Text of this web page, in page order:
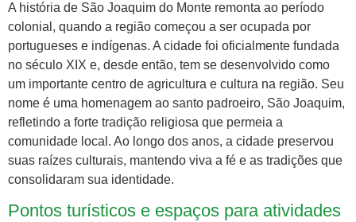
A história de São Joaquim do Monte remonta ao período
colonial, quando a região começou a ser ocupada por
portugueses e indígenas. A cidade foi oficialmente fundada
no século XIX e, desde então, tem se desenvolvido como
um importante centro de agricultura e cultura na região. Seu
nome é uma homenagem ao santo padroeiro, São Joaquim,
refletindo a forte tradição religiosa que permeia a
comunidade local. Ao longo dos anos, a cidade preservou
suas raízes culturais, mantendo viva a fé e as tradições que
consolidaram sua identidade.
Pontos turísticos e espaços para atividades